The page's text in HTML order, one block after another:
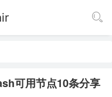
可用节点10条分享